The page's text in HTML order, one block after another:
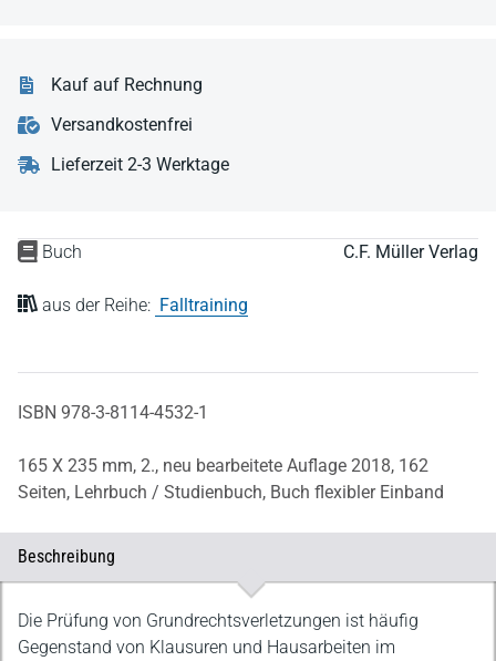
Buch C.F. Müller Verlag
aus der Reihe: Falltraining
ISBN 978-3-8114-4532-1
165 X 235 mm, 2., neu bearbeitete Auflage 2018, 162
Seiten, Lehrbuch / Studienbuch, Buch flexibler Einband
Kauf auf Rechnung
Versandkostenfrei
Lieferzeit 2-3 Werktage
Beschreibung
Beschreibung
Die Prüfung von Grundrechtsverletzungen ist häufig
Gegenstand von Klausuren und Hausarbeiten im